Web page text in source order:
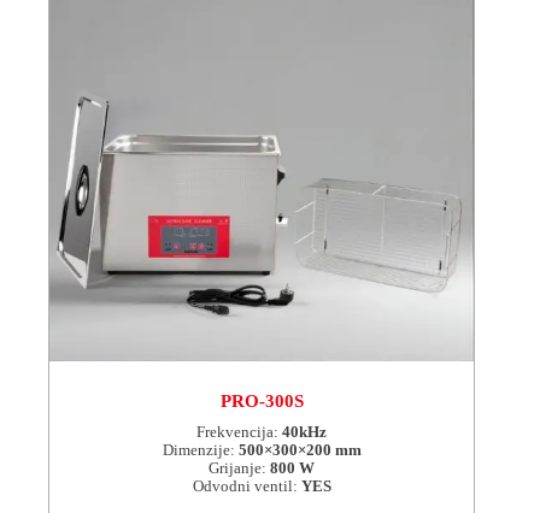
PRO-300S
Frekvencija: 40kHz
Dimenzije: 500×300×200 mm
Grijanje: 800 W
Odvodni ventil: YES